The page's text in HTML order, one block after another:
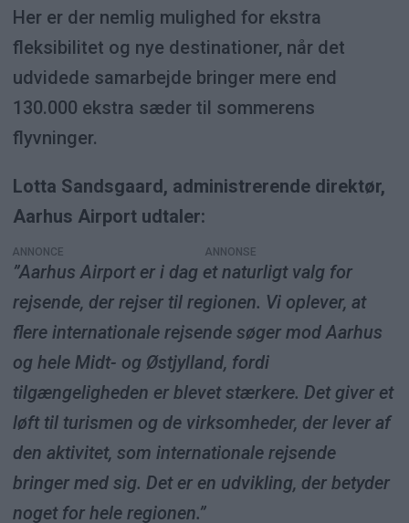
Her er der nemlig mulighed for ekstra
fleksibilitet og nye destinationer, når det
udvidede samarbejde bringer mere end
130.000 ekstra sæder til sommerens
flyvninger.
Lotta Sandsgaard, administrerende direktør,
Aarhus Airport udtaler:
ANNONCE
”Aarhus Airport er i dag et naturligt valg for
rejsende, der rejser til regionen. Vi oplever, at
flere internationale rejsende søger mod Aarhus
og hele Midt- og Østjylland, fordi
tilgængeligheden er blevet stærkere. Det giver et
løft til turismen og de virksomheder, der lever af
den aktivitet, som internationale rejsende
bringer med sig. Det er en udvikling, der betyder
noget for hele regionen.”